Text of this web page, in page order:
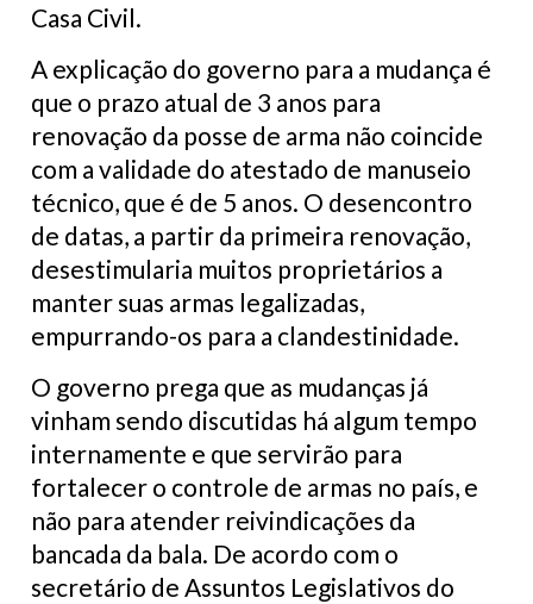
Casa Civil.
A explicação do governo para a mudança é
que o prazo atual de 3 anos para
renovação da posse de arma não coincide
com a validade do atestado de manuseio
técnico, que é de 5 anos. O desencontro
de datas, a partir da primeira renovação,
desestimularia muitos proprietários a
manter suas armas legalizadas,
empurrando-os para a clandestinidade.
O governo prega que as mudanças já
vinham sendo discutidas há algum tempo
internamente e que servirão para
fortalecer o controle de armas no país, e
não para atender reivindicações da
bancada da bala. De acordo com o
secretário de Assuntos Legislativos do